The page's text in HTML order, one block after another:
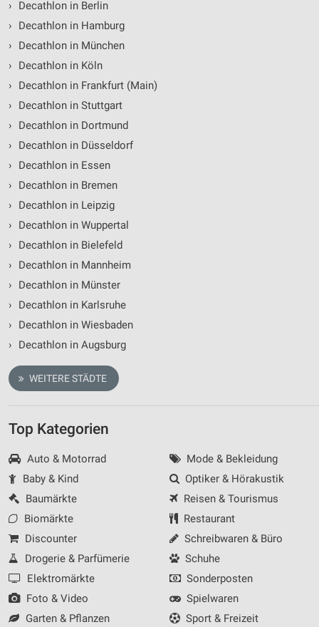
›
Decathlon in Berlin
›
Decathlon in Hamburg
›
Decathlon in München
›
Decathlon in Köln
›
Decathlon in Frankfurt (Main)
›
Decathlon in Stuttgart
›
Decathlon in Dortmund
›
Decathlon in Düsseldorf
›
Decathlon in Essen
›
Decathlon in Bremen
›
Decathlon in Leipzig
›
Decathlon in Wuppertal
›
Decathlon in Bielefeld
›
Decathlon in Mannheim
›
Decathlon in Münster
›
Decathlon in Karlsruhe
›
Decathlon in Wiesbaden
›
Decathlon in Augsburg
WEITERE STÄDTE
Top Kategorien
Auto & Motorrad
Baby & Kind
Baumärkte
Biomärkte
Discounter
Drogerie & Parfümerie
Elektromärkte
Foto & Video
Garten & Pflanzen
Mode & Bekleidung
Optiker & Hörakustik
Reisen & Tourismus
Restaurant
Schreibwaren & Büro
Schuhe
Sonderposten
Spielwaren
Sport & Freizeit
Speichern von oder Zugriff auf Informationen
auf einem Endgerät
Verwendung reduzierter Daten zur Auswahl von
Werbeanzeigen
Erstellung von Profilen für personalisierte
Werbung
Verwendung von Profilen zur Auswahl
personalisierter Werbung
Erstellung von Profilen zur Personalisierung
von Inhalten
Verwendung von Profilen zur Auswahl
personalisierter Inhalte
Messung der Performance von Inhalten
Analyse von Zielgruppen durch Statistiken oder
Kombinationen von Daten aus verschiedenen
Entwicklung und Verbesserung der Angebote
Verwendung reduzierter Daten zur Auswahl von
IAB-Besonderheiten:
Verwendung genauer Standortdaten
Geräte anhand von aktiv angeforderten
Informationen identifizieren
Nicht-IAB-Verarbeitungszwecke:
Notwendig
Funktional